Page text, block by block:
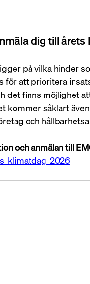
dig till
på vilka hinder
för att prioritera
det finns möjlighet
kommer såklart
och
och anmälan till
klimatdag-2026